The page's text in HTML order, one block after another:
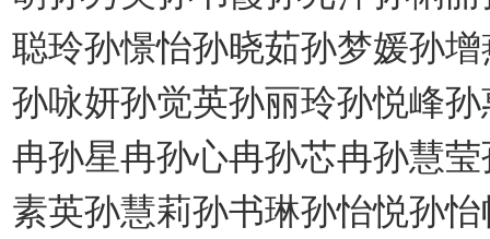
聪玲孙憬怡孙晓茹孙梦媛孙
孙咏妍孙觉英孙丽玲孙悦峰
冉孙星冉孙心冉孙芯冉孙慧
素英孙慧莉孙书琳孙怡悦孙